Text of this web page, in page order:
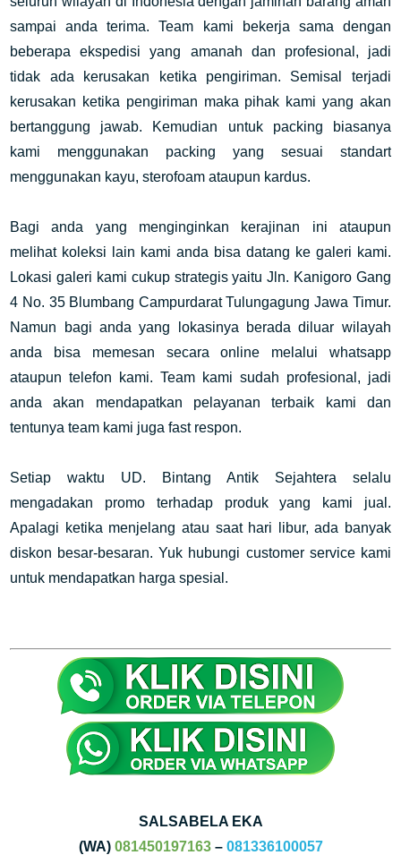
sampai anda terima. Team kami bekerja sama dengan
beberapa ekspedisi yang amanah dan profesional, jadi
tidak ada kerusakan ketika pengiriman. Semisal terjadi
kerusakan ketika pengiriman maka pihak kami yang akan
bertanggung jawab. Kemudian untuk packing biasanya
kami menggunakan packing yang sesuai standart
menggunakan kayu, sterofoam ataupun kardus.
Bagi anda yang menginginkan kerajinan ini ataupun
melihat koleksi lain kami anda bisa datang ke galeri kami.
Lokasi galeri kami cukup strategis yaitu Jln. Kanigoro Gang
4 No. 35 Blumbang Campurdarat Tulungagung Jawa Timur.
Namun bagi anda yang lokasinya berada diluar wilayah
anda bisa memesan secara online melalui whatsapp
ataupun telefon kami. Team kami sudah profesional, jadi
anda akan mendapatkan pelayanan terbaik kami dan
tentunya team kami juga fast respon.
Setiap waktu UD. Bintang Antik Sejahtera selalu
mengadakan promo terhadap produk yang kami jual.
Apalagi ketika menjelang atau saat hari libur, ada banyak
diskon besar-besaran. Yuk hubungi customer service kami
untuk mendapatkan harga spesial.
SALSABELA EKA
(WA) 081450197163– 081336100057